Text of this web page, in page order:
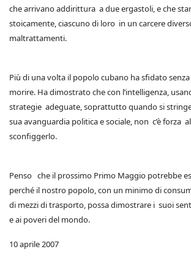
che arrivano addirittura a due ergastoli, e che
stoicamente, ciascuno di loro in un carcere
maltrattamenti.
Più di una volta il popolo cubano ha sfidato
morire. Ha dimostrato che con l’intelligenza,
strategie adeguate, soprattutto quando si
sua avanguardia politica e sociale, non c’è
sconfiggerlo.
Penso che il prossimo Primo Maggio potrebbe
perché il nostro popolo, con un minimo di
di mezzi di trasporto, possa dimostrare i suoi
e ai poveri del mondo.
10 aprile 2007